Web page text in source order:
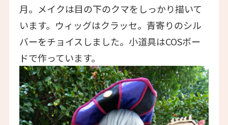
月。メイクは目の下のクマをしっかり描いて
います。ウィッグはクラッセ。青寄りのシル
バーをチョイスしました。小道具はCOSボー
ドで作っています。